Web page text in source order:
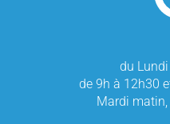
du
de 9h à 12h30
Mardi